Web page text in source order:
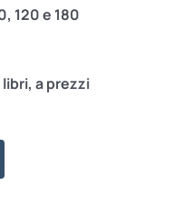
120 e 180
a prezzi